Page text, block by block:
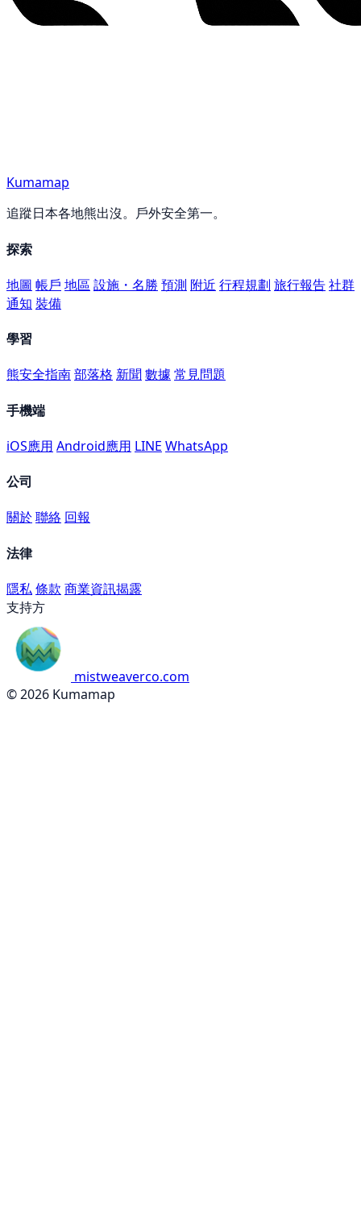
Kumamap
追蹤日本各地熊出沒。戶外安全第一。
探索
地圖 帳戶 地區 設施・名勝 預測 附近 行程規劃 旅行報告社群
通知 裝備
學習
熊安全指南部落格 新聞數據 常見問題
手機端
iOS應用 Android應用 LINE WhatsApp
公司
關於聯絡 回報
法律
隱私條款 商業資訊揭露
支持方
mistweaverco.com
© 2026 Kumamap